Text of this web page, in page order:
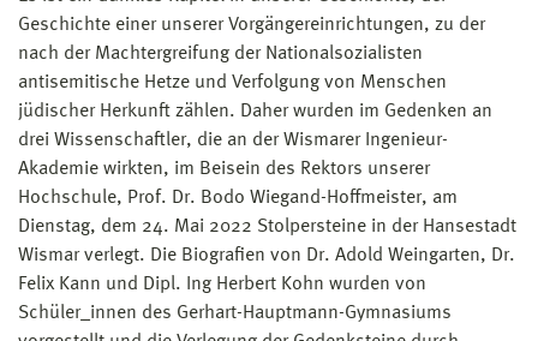
Geschichte einer unserer Vorgängereinrichtungen, zu der
nach der Machtergreifung der Nationalsozialisten
antisemitische Hetze und Verfolgung von Menschen
jüdischer Herkunft zählen. Daher wurden im Gedenken an
drei Wissenschaftler, die an der Wismarer Ingenieur-
Akademie wirkten, im Beisein des Rektors unserer
Hochschule, Prof. Dr. Bodo Wiegand-Hoffmeister, am
Dienstag, dem 24. Mai 2022 Stolpersteine in der Hansestadt
Wismar verlegt. Die Biografien von Dr. Adold Weingarten, Dr.
Felix Kann und Dipl. Ing Herbert Kohn wurden von
Schüler_innen des Gerhart-Hauptmann-Gymnasiums